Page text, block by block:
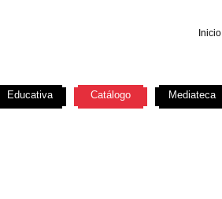
Inicio
Educativa Catálogo Mediateca